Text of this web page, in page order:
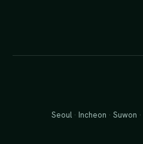
Seoul· Incheon · Suwon ·